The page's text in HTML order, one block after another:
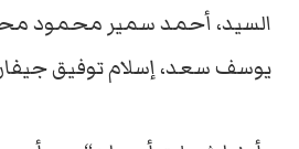
السيد، أحمد سمير محمود
يوسف سعد، إسلام توفيق